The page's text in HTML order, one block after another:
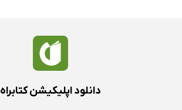
دانلود اپلیکیشن کتابراه